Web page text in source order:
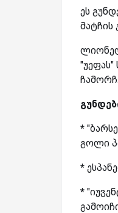
ეს
მატჩის
*
გოლი
*
*